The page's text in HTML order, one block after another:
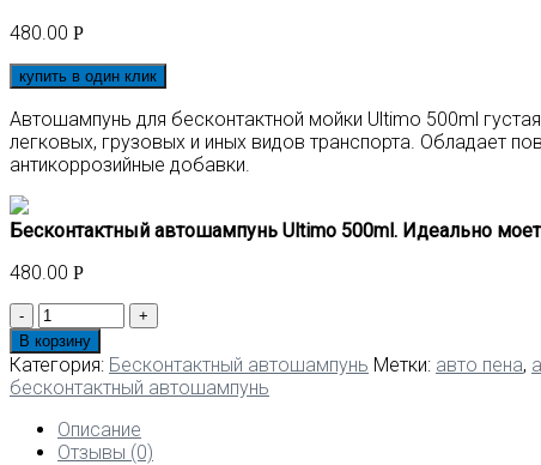
480.00 Р
купить в один клик
Автошампунь для бесконтактной мойки Ultimo 500ml
легковых, грузовых и иных видов транспорта. Обладает
антикоррозийные добавки.
Бесконтактный автошампунь Ultimo 500ml. Идеально
480.00 Р
Количество
товара
Бесконтактный
автошампунь
Ultimo
500ml.
Идеально
В корзину
Категория: Бесконтактный автошампунь Метки: авто пена,
бесконтактный автошампунь
Описание
Отзывы (0)